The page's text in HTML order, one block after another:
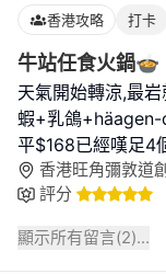
香港攻略 打卡
牛站任食火鍋🍲
天氣開始轉涼,最
蝦+乳鴿+häagen-
平$168已經嘆足4
香港旺角彌敦道
評分
顯示所有留言(2)...